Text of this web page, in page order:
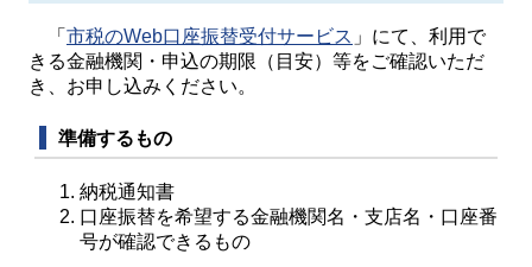
「 市税のWeb口座振替受付サービス 」にて、利用で
きる金融機関・申込の期限（目安）等をご確認いただ
き、お申し込みください。
準備するもの
納税通知書
口座振替を希望する金融機関名・支店名・口座番
号が確認できるもの